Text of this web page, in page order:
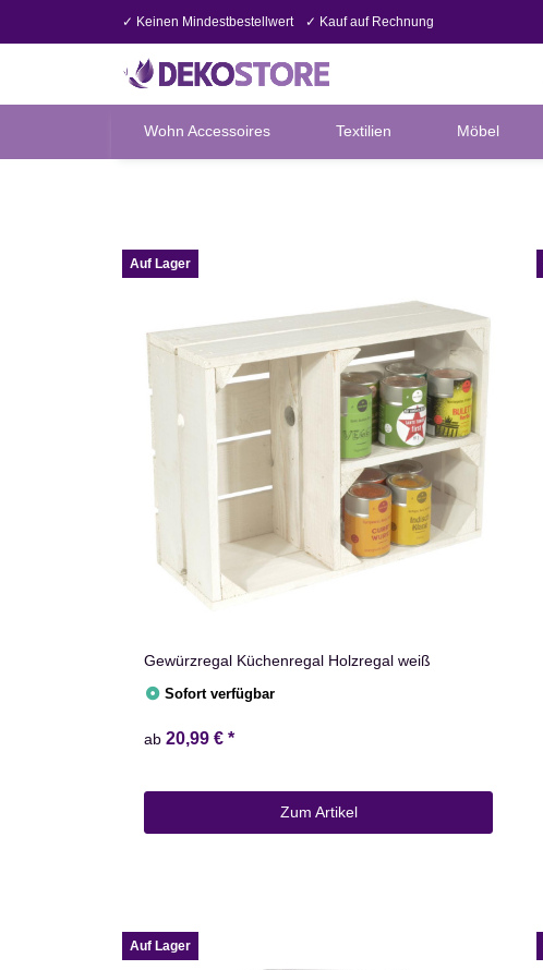
✓ Keinen Mindestbestellwert ✓ Kauf auf Rechnung
Wohn Accessoires Textilien Möbel
Auf Lager
Gewürzregal Küchenregal Holzregal weiß
Sofort verfügbar
ab 20,99 € *
Zum Artikel
Auf Lager